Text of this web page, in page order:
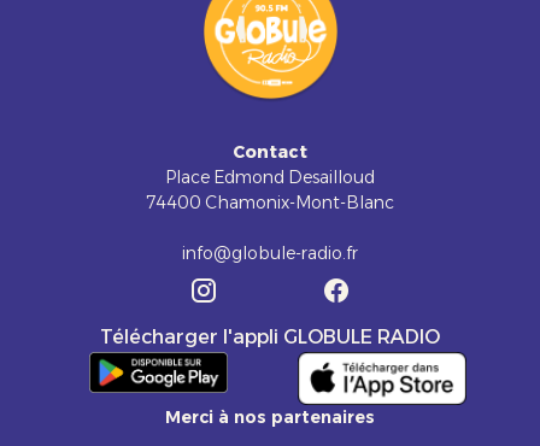
Contact
Place Edmond Desailloud
74400 Chamonix-Mont-Blanc
info@globule-radio.fr
Télécharger l'appli GLOBULE RADIO
Merci à nos partenaires